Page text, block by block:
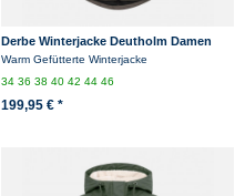
Derbe Winterjacke Deutholm Damen
Braun Warm Gefüttert
Warm Gefütterte Winterjacke
34363840424446
199,95 € *